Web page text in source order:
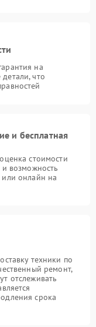
на
что
и бесплатная
стоимости
и возможность
или онлайн на
техники по
ремонт,
отслеживать
срока